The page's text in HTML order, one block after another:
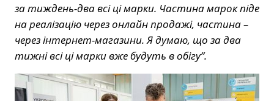
за тиждень-два всі ці марки. Частина марок піде
на реалізацію через онлайн продажі, частина –
через інтернет-магазини. Я думаю, що за два
тижні всі ці марки вже будуть в обігу”.